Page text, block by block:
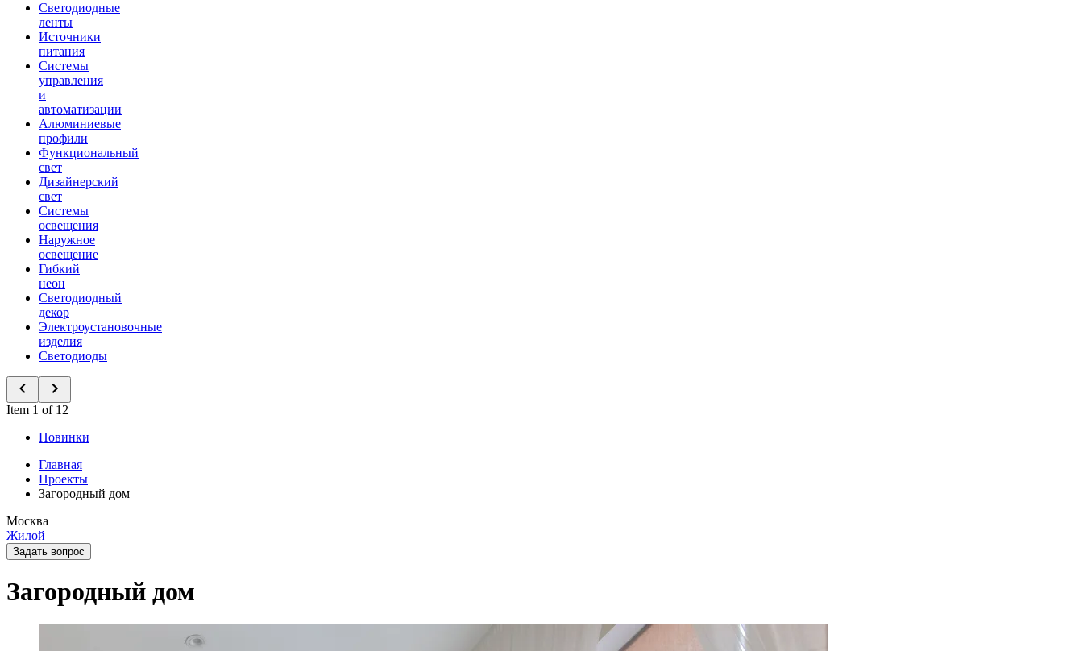
Светодиодные
ленты
Источники
питания
Системы
управления
и
автоматизации
Алюминиевые
профили
Функциональный
свет
Дизайнерский
свет
Системы
освещения
Наружное
освещение
Гибкий
неон
Светодиодный
декор
Электроустановочные
изделия
Светодиоды
Item 1 of 12
Новинки
Главная
Проекты
Загородный дом
Москва
Жилой
Задать вопрос
Загородный дом